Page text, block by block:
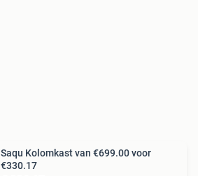
Saqu Kolomkast van €699.00 voor
€330.17